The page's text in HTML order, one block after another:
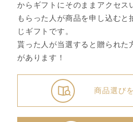
商品選び
からギフトにそのままアクセス
もらった人が商品を申し込むと
じギフトです。
貰った人が当選すると贈られた
があります！